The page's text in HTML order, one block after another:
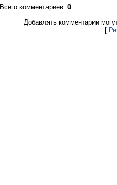
Всего комментариев: 0
Добавлять комментарии
[